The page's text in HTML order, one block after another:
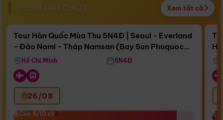
TOUR GIỜ CHÓT Xem tất cả
Còn17 ngày 01:45:54
Bay Sun Phuquoc Airways
Điểm nổi bật
Tour Hàn Quốc Mùa Thu 5N4Đ | Seoul - Everland
- Đảo Nami - Tháp Namsan (Bay Sun Phuquoc
Airways)
Hồ Chí Minh 5N4Đ
26/08
Còn 9/10 chỗ
Còn 9/10 chỗ